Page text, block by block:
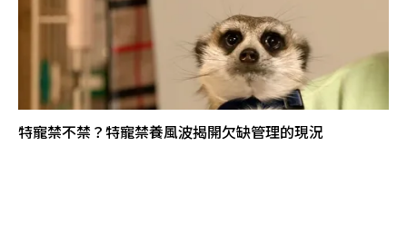
特寵禁不禁？特寵禁養風波揭開欠缺管理的現況